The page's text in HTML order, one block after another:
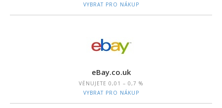
VYBRAT PRO NÁKUP
eBay.co.uk
VĚNUJETE 0,01 – 0,7 %
VYBRAT PRO NÁKUP